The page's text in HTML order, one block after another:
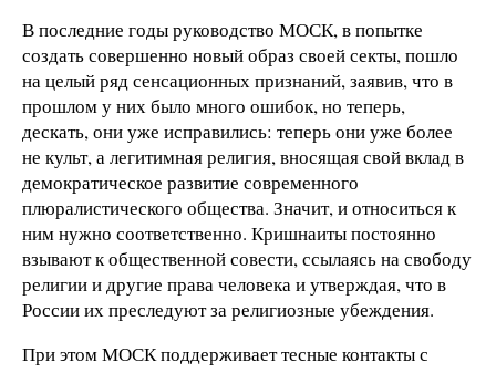
В последние годы руководство МОСК, в попытке
создать совершенно новый образ своей секты, пошло
на целый ряд сенсационных признаний, заявив, что в
прошлом у них было много ошибок, но теперь,
дескать, они уже исправились: теперь они уже более
не культ, а легитимная религия, вносящая свой вклад в
демократическое развитие современного
плюралистического общества. Значит, и относиться к
ним нужно соответственно. Кришнаиты постоянно
взывают к общественной совести, ссылаясь на свободу
религии и другие права человека и утверждая, что в
России их преследуют за религиозные убеждения.
При этом МОСК поддерживает тесные контакты с